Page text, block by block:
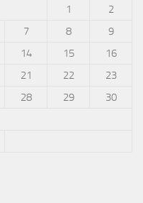
1
2
7 8
9
14 15
16
21 22
23
28 29
30